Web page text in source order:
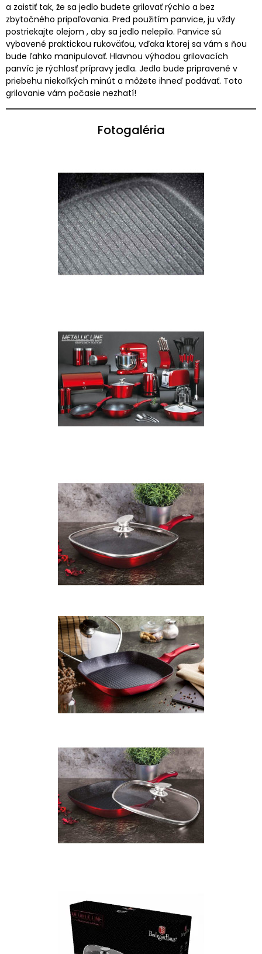
a zaistiť tak, že sa jedlo budete grilovať rýchlo a bez
zbytočného pripaľovania. Pred použitím panvice, ju vždy
postriekajte olejom , aby sa jedlo nelepilo. Panvice sú
vybavené praktickou rukoväťou, vďaka ktorej sa vám s ňou
bude ľahko manipulovať. Hlavnou výhodou grilovacích
panvíc je rýchlosť prípravy jedla. Jedlo bude pripravené v
priebehu niekoľkých minút a môžete ihneď podávať. Toto
grilovanie vám počasie nezhatí!
Fotogaléria